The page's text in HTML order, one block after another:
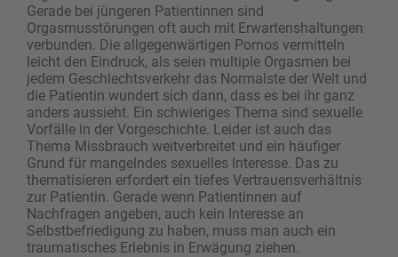
Gerade bei jüngeren Patientinnen sind
Orgasmusstörungen oft auch mit Erwartenshaltungen
verbunden. Die allgegenwärtigen Pornos vermitteln
leicht den Eindruck, als seien multiple Orgasmen bei
jedem Geschlechtsverkehr das ­Normalste der Welt und
die Patientin wundert sich dann, dass es bei ihr ganz
anders aussieht. Ein schwieriges Thema sind sexuelle
Vorfälle in der Vorgeschichte. Leider ist auch das
Thema Missbrauch weitverbreitet und ein häufiger
Grund für mangelndes sexuelles Interesse. Das zu
thematisieren erfordert ein tiefes Vertrauensverhältnis
zur Patientin. Gerade wenn Patientinnen auf
Nachfragen angeben, auch kein Interesse an
Selbstbefriedigung zu haben, muss man auch ein
traumatisches Erlebnis in Erwägung ziehen.